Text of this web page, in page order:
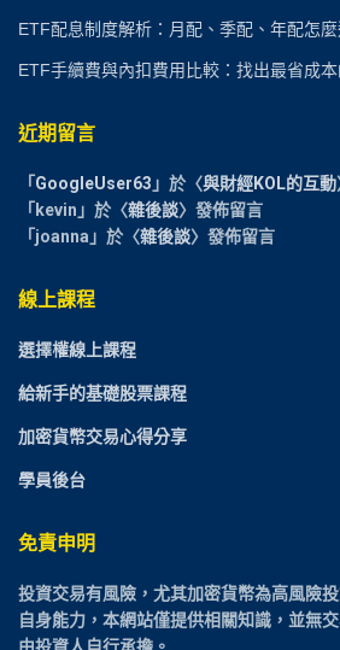
ETF配息制度解析：月配、季配、年配怎
ETF手續費與內扣費用比較：找出最省成
近期留言
「 GoogleUser63 」於〈與財經KOL的互動
「 kevin 」於〈雜後談〉發佈留言
「 joanna 」於〈雜後談〉發佈留言
線上課程
選擇權線上課程
給新手的基礎股票課程
加密貨幣交易心得分享
學員後台
免責申明
投資交易有風險，尤其加密貨幣為高風險
自身能力，本網站僅提供相關知識，並無